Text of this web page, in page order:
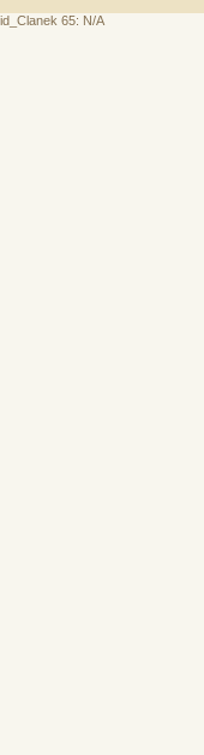
id_Clanek 65: N/A